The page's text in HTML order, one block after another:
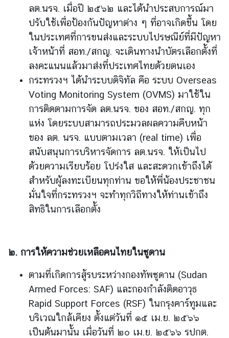
ศ
ย
กั
บ
ย
น
ศู
า
ป
ลต.นรจ. เมื่อปี ๒๕๖๒ และได้นำประสบการณ์มา
ปรับใช้เพื่อป้องกันปัญหาต่าง ๆ ที่อาจเกิดขึ้น โดย
ในประเทศที่การขนส่งและระบบไปรษณีย์ที่มีปัญหา
เจ้าหน้าที่ สอท./สกญ. จะเดินทางนำบัตรเลือกตั้งที่
ลงคะแนนแล้วมาส่งที่ประเทศไทยด้วยตนเอง
กระทรวงฯ ได้นำระบบดิจิทัล คือ ระบบ Overseas
Voting Monitoring System (OVMS) มาใช้ใน
การติดตามการจัด ลต.นรจ. ของ สอท./สกญ. ทุก
แห่ง โดยระบบสามารถประมวลผลความคืบหน้า
ของ ลต. นรจ. แบบตามเวลา (real time) เพื่อ
สนับสนุนการบริหารจัดการ ลต.นรจ. ให้เป็นไป
ด้วยความเรียบร้อย โปร่งใส และสะดวกเข้าถึงได้
สำหรับผู้ลงทะเบียนทุกท่าน ขอให้พี่น้องประชาชน
มั่นใจที่กระทรวงฯ จะทำทุกวิถีทางให้ท่านเข้าถึง
สิทธิในการเลือกตั้ง
๒. การให้ความช่วยเหลือคนไทยในซูดาน
ตามที่เกิดการสู้รบระหว่างกองทัพซูดาน (Sudan
Armed Forces: SAF) และกองกำลังติดอาวุธ
Rapid Support Forces (RSF) ในกรุงคาร์ทูมและ
บริเวณใกล้เคียง ตั้งแต่วันที่ ๑๕ เม.ย. ๒๕๖๖
เป็นต้นมานั้น เมื่อวันที่ ๒๐ เม.ย. ๒๕๖๖ รปกต.